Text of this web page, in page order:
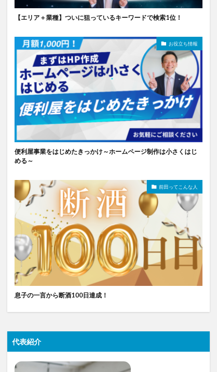
【エリア＋業種】ついに狙っているキーワードで検索1位！
お役立ち情報
便利屋事業をはじめたきっかけ～ホームページ制作は小さくはじ
める～
前田ってこんな人
息子の一言から断酒100日達成！
代表紹介